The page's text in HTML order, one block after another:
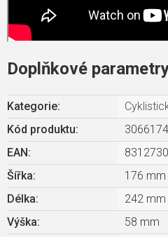
Doplňkové
Kategorie:
Kód produktu:
3066174
EAN:
Šířka:
176 mm
Délka:
242 mm
Výška:
58 mm